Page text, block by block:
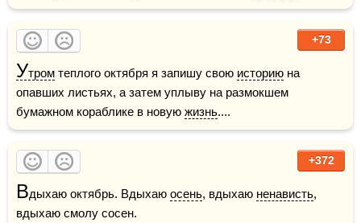
+73
Утром теплого октября я запишу свою историю на
опавших листьях, а затем уплыву на размокшем
бумажном кораблике в новую жизнь....
+372
Вдыхаю октябрь. Вдыхаю осень, вдыхаю ненависть,
вдыхаю смолу сосен.